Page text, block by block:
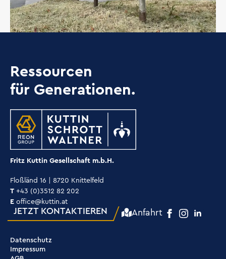
Ressourcen
für Generationen.
Fritz Kuttin Gesellschaft m.b.H.
Floßländ 16 | 8720 Knittelfeld
T +43 (0)3512 82 202
E office@kuttin.at
Datenschutz
Impressum
JETZT KONTAKTIEREN Anfahrt